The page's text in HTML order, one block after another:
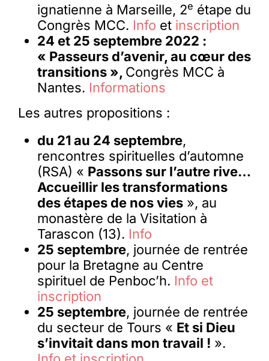
ignatienne à Marseille, 2e étape du
Congrès MCC. Info et inscription
24 et 25 septembre 2022 :
« Passeurs d’avenir, au cœur des
transitions », Congrès MCC à
Nantes. Informations
Les autres propositions :
du 21 au 24 septembre,
rencontres spirituelles d’automne
(RSA) « Passons sur l’autre rive…
Accueillir les transformations
des étapes de nos vies», au
monastère de la Visitation à
Tarascon (13). Info
25 septembre, journée de rentrée
pour la Bretagne au Centre
spirituel de Penboc’h. Info et
inscription
25 septembre, journée de rentrée
du secteur de Tours « Et si Dieu
s’invitait dans mon travail ! ».